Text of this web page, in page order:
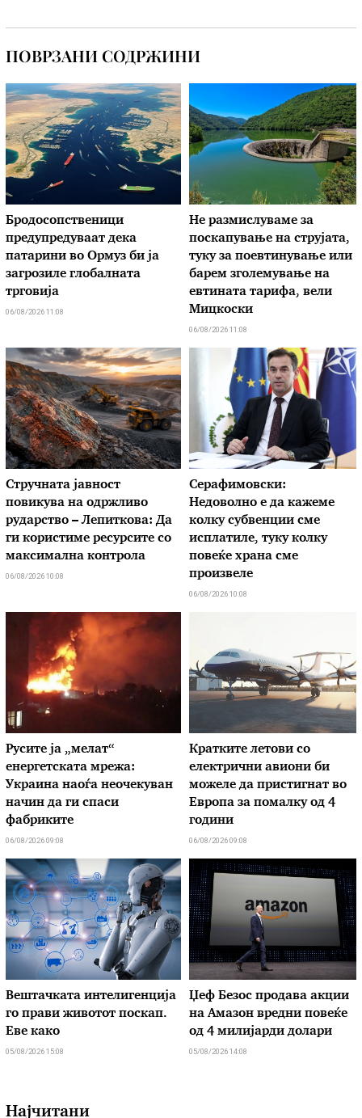
ПОВРЗАНИ СОДРЖИНИ
Бродосопственици
предупредуваат дека
патарини во Ормуз би ја
загрозиле глобалната
трговија
06/08/2026 11:08
Не размислуваме за
поскапување на струјата,
туку за поевтинување или
барем зголемување на
евтината тарифа, вели
Мицкоски
06/08/2026 11:08
Стручната јавност
повикува на одржливо
рударство – Лепиткова: Да
ги користиме ресурсите со
максимална контрола
06/08/2026 10:08
Серафимовски:
Недоволно е да кажеме
колку субвенции сме
исплатиле, туку колку
повеќе храна сме
произвеле
06/08/2026 10:08
Русите ја „мелат“
енергетската мрежа:
Украина наоѓа неочекуван
начин да ги спаси
фабриките
06/08/2026 09:08
Кратките летови со
електрични авиони би
можеле да пристигнат во
Европа за помалку од 4
години
06/08/2026 09:08
Вештачката интелигенција
го прави животот поскап.
Еве како
05/08/2026 15:08
Џеф Безос продава акции
на Амазон вредни повеќе
од 4 милијарди долари
05/08/2026 14:08
Најчитани